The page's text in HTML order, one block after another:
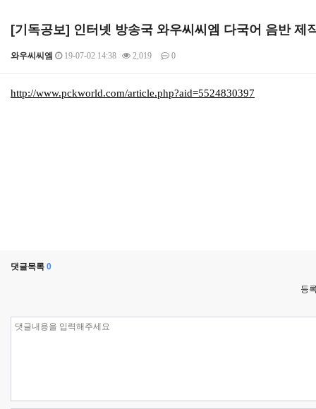
[기독공보] 인터넷 방송국 와우씨씨엠 다국어 음반 제
와우씨씨엠 19-07-02 14:38 2,019 0
본문
http://www.pckworld.com/article.php?aid=5524830397
댓글목록 0
등